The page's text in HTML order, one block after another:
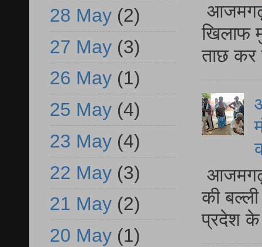
आजमगढ़
खिलाफ
ताछ कर
आजमगढ़
की
प्रदेश
28 May (2)
27 May (3)
26 May (1)
25 May (4)
23 May (4)
22 May (3)
21 May (2)
20 May (1)